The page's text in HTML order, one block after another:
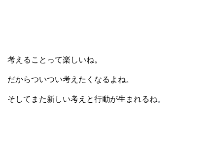
考えることって楽しいね。
だからついつい考えたくなるよね。
そしてまた新しい考えと行動が生まれるね。